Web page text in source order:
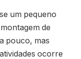
um pequeno
de
pouco, mas
ocorre